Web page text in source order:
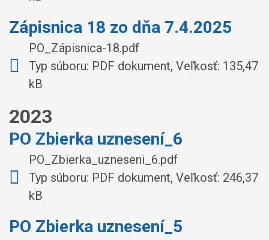
Zápisnica 18 zo dňa 7.4.2025
PO_Zápisnica-18.pdf
Typ súboru: PDF dokument, Veľkosť: 135,47
kB
2023
PO Zbierka uznesení_6
PO_Zbierka_uzneseni_6.pdf
Typ súboru: PDF dokument, Veľkosť: 246,37
kB
PO Zbierka uznesení_5